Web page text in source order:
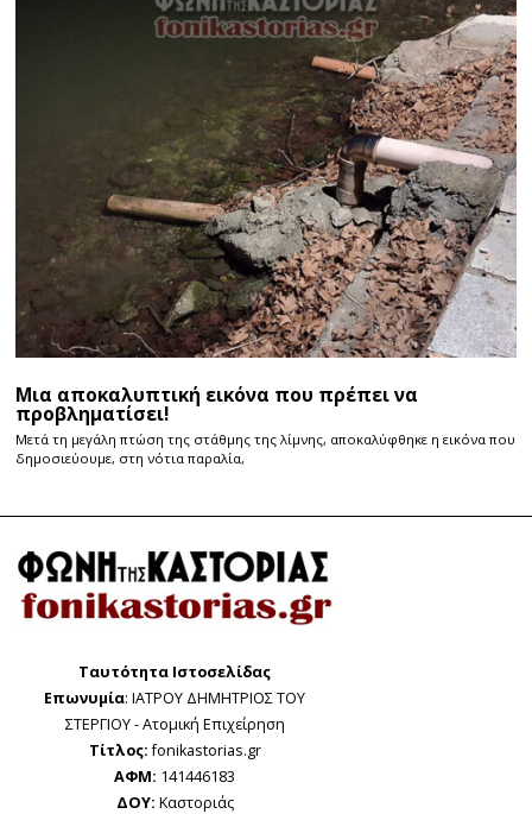
Μια αποκαλυπτική εικόνα που πρέπει να
προβληματίσει!
Μετά τη μεγάλη πτώση της στάθμης της λίμνης, αποκαλύφθηκε η εικόνα που
δημοσιεύουμε, στη νότια παραλία,
Ταυτότητα Ιστοσελίδας
Επωνυμία: ΙΑΤΡΟΥ ΔΗΜΗΤΡΙΟΣ ΤΟΥ
ΣΤΕΡΓΙΟΥ - Ατομική Επιχείρηση
Τίτλος:fonikastorias.gr
ΑΦΜ: 141446183
ΔΟΥ: Καστοριάς